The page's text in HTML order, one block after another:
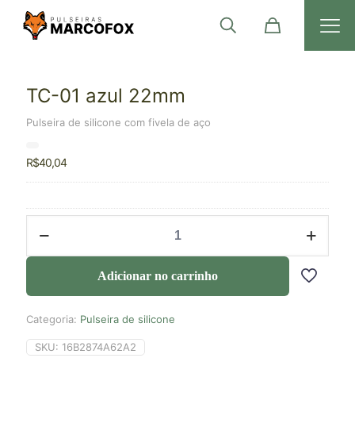
TC-01 azul 22mm
Pulseira de silicone com fivela de aço
R$40,04
Adicionar no carrinho
Categoria: Pulseira de silicone
SKU: 16B2874A62A2